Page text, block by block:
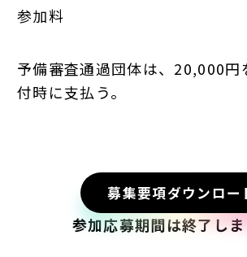
参加料
予備審査通過団体は、20,000円
付時に支払う。
募集要項ダウンロー
参加応募期間は終了しま